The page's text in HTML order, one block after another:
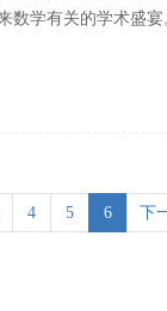
数学有关的学术盛
4 5 6 下